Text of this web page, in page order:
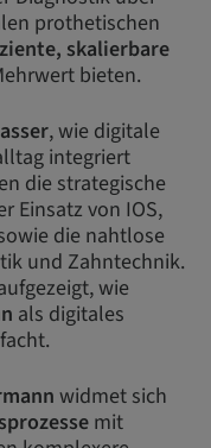
prothetischen
skalierbare
bieten.
, wie digitale
integriert
die strategische
Einsatz von IOS,
die nahtlose
und Zahntechnik.
wie
als digitales
widmet sich
mit